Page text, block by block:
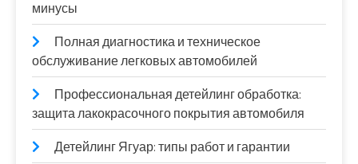
минусы
Полная диагностика и техническое
обслуживание легковых автомобилей
Профессиональная детейлинг обработка:
защита лакокрасочного покрытия автомобиля
Детейлинг Ягуар: типы работ и гарантии